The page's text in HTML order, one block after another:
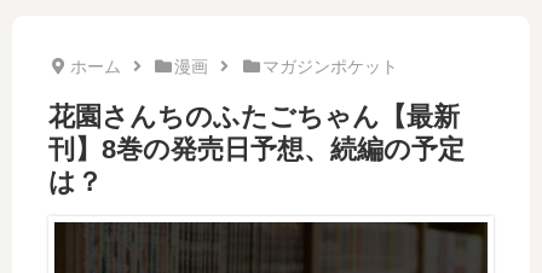
ホーム 漫画 マガジンポケット
花園さんちのふたごちゃん【最新
刊】8巻の発売日予想、続編の予定
は？